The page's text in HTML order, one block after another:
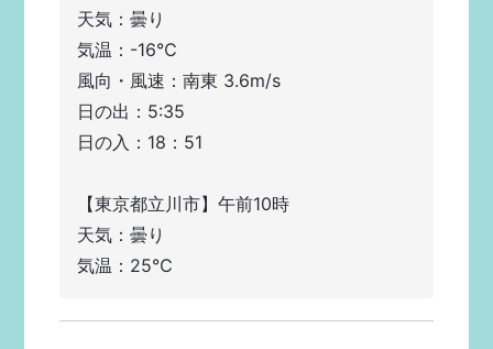
天気：曇り
気温：-16℃
風向・風速：南東 3.6m/s
日の出：5:35
日の入：18：51
【東京都立川市】午前10時
天気：曇り
気温：25℃